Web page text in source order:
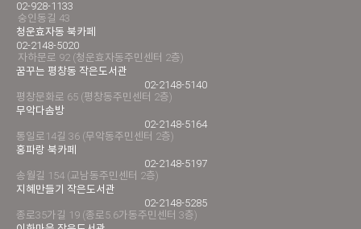
02-928-1133
숭인동길 43
청운효자동 북카페
02-2148-5020
자하문로 92 (청운효자동주민센터 2층)
꿈꾸는 평창동 작은도서관
02-2148-5140
평창문화로 65 (평창동주민센터 2층)
무악다솜방
02-2148-5164
통일로14길 36 (무악동주민센터 2층)
홍파랑 북카페
02-2148-5197
송월길 154 (교남동주민센터 2층)
지혜만들기 작은도서관
02-2148-5285
종로35가길 19 (종로5.6가동주민센터 3층)